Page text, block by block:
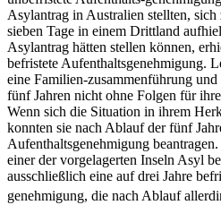
Asylantrag in Australien stellten,
sieben Tage in einem Drittland
Asylantrag hätten stellen können,
befristete Aufenthaltsgenehmigung.
eine Familien-zusammenführung
fünf Jahren nicht ohne Folgen für
Wenn sich die Situation in ihrem
konnten sie nach Ablauf der fünf
Aufenthaltsgenehmigung
einer der vorgelagerten Inseln Asyl
ausschließlich eine auf drei Jahre
genehmigung, die nach Ablauf